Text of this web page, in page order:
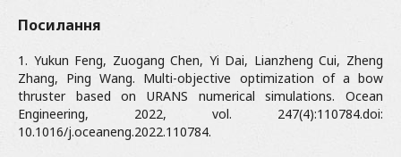
Посилання
1. Yukun Feng, Zuogang Chen, Yi Dai, Lianzheng Cui, Zheng
Zhang, Ping Wang. Multi-objective optimization of a bow
thruster based on URANS numerical simulations. Ocean
Engineering, 2022, vol. 247(4):110784.doi:
10.1016/j.oceaneng.2022.110784.